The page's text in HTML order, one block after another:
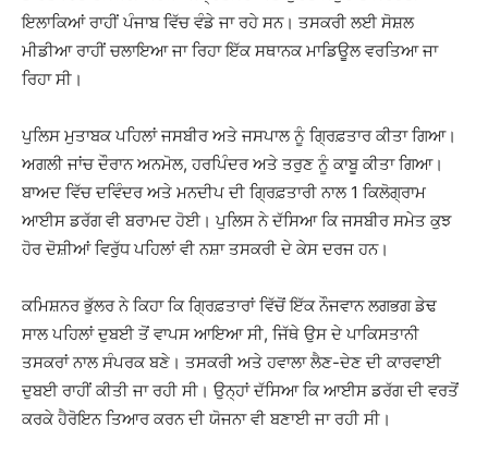
ਇਲਾਕਿਆਂ ਰਾਹੀਂ ਪੰਜਾਬ ਵਿੱਚ ਵੰਡੇ ਜਾ ਰਹੇ ਸਨ। ਤਸਕਰੀ ਲਈ ਸੋਸ਼ਲ
ਮੀਡੀਆ ਰਾਹੀਂ ਚਲਾਇਆ ਜਾ ਰਿਹਾ ਇੱਕ ਸਥਾਨਕ ਮਾਡਿਊਲ ਵਰਤਿਆ ਜਾ
ਰਿਹਾ ਸੀ।
ਪੁਲਿਸ ਮੁਤਾਬਕ ਪਹਿਲਾਂ ਜਸਬੀਰ ਅਤੇ ਜਸਪਾਲ ਨੂੰ ਗ੍ਰਿਫ਼ਤਾਰ ਕੀਤਾ ਗਿਆ।
ਅਗਲੀ ਜਾਂਚ ਦੌਰਾਨ ਅਨਮੋਲ, ਹਰਪਿੰਦਰ ਅਤੇ ਤਰੁਣ ਨੂੰ ਕਾਬੂ ਕੀਤਾ ਗਿਆ।
ਬਾਅਦ ਵਿੱਚ ਦਵਿੰਦਰ ਅਤੇ ਮਨਦੀਪ ਦੀ ਗ੍ਰਿਫ਼ਤਾਰੀ ਨਾਲ 1 ਕਿਲੋਗ੍ਰਾਮ
ਆਈਸ ਡਰੱਗ ਵੀ ਬਰਾਮਦ ਹੋਈ। ਪੁਲਿਸ ਨੇ ਦੱਸਿਆ ਕਿ ਜਸਬੀਰ ਸਮੇਤ ਕੁਝ
ਹੋਰ ਦੋਸ਼ੀਆਂ ਵਿਰੁੱਧ ਪਹਿਲਾਂ ਵੀ ਨਸ਼ਾ ਤਸਕਰੀ ਦੇ ਕੇਸ ਦਰਜ ਹਨ।
ਕਮਿਸ਼ਨਰ ਭੁੱਲਰ ਨੇ ਕਿਹਾ ਕਿ ਗ੍ਰਿਫ਼ਤਾਰਾਂ ਵਿੱਚੋਂ ਇੱਕ ਨੌਜਵਾਨ ਲਗਭਗ ਡੇਢ
ਸਾਲ ਪਹਿਲਾਂ ਦੁਬਈ ਤੋਂ ਵਾਪਸ ਆਇਆ ਸੀ, ਜਿੱਥੇ ਉਸ ਦੇ ਪਾਕਿਸਤਾਨੀ
ਤਸਕਰਾਂ ਨਾਲ ਸੰਪਰਕ ਬਣੇ। ਤਸਕਰੀ ਅਤੇ ਹਵਾਲਾ ਲੈਣ-ਦੇਣ ਦੀ ਕਾਰਵਾਈ
ਦੁਬਈ ਰਾਹੀਂ ਕੀਤੀ ਜਾ ਰਹੀ ਸੀ। ਉਨ੍ਹਾਂ ਦੱਸਿਆ ਕਿ ਆਈਸ ਡਰੱਗ ਦੀ ਵਰਤੋਂ
ਕਰਕੇ ਹੈਰੋਇਨ ਤਿਆਰ ਕਰਨ ਦੀ ਯੋਜਨਾ ਵੀ ਬਣਾਈ ਜਾ ਰਹੀ ਸੀ।